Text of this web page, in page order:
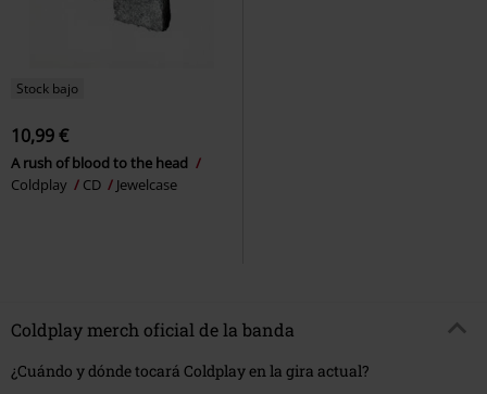
Stock bajo
10,99 €
A rush of blood to the head
Coldplay
CD Jewelcase
Coldplay merch oficial de la banda
¿Cuándo y dónde tocará Coldplay en la gira actual?